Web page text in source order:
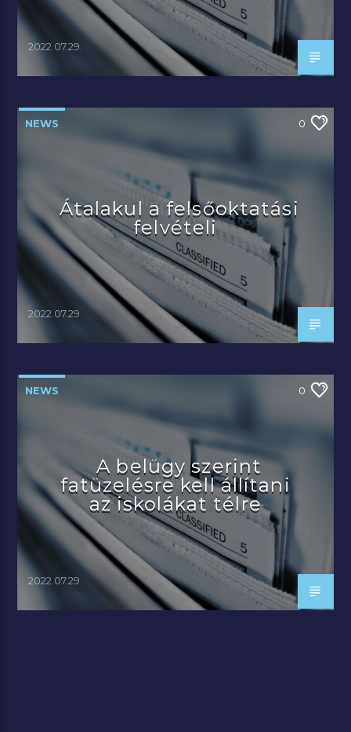
2022.07.29.
NEWS 0
Átalakul a felsőoktatási
felvételi
2022.07.29.
NEWS 0
A belügy szerint
fatüzelésre kell állítani
az iskolákat télre
2022.07.29.